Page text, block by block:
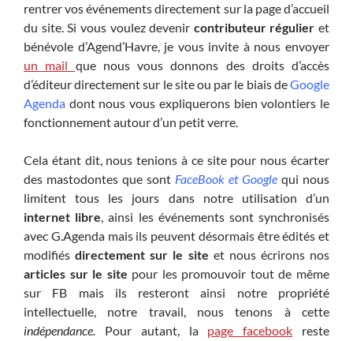
rentrer vos événements directement sur la page d’accueil
du site. Si vous voulez devenir contributeur régulier et
bénévole d’Agend’Havre, je vous invite à nous envoyer
un mail que nous vous donnons des droits d’accès
d’éditeur directement sur le site ou par le biais deGoogle
Agenda dont nous vous expliquerons bien volontiers le
fonctionnement autour d’un petit verre.
Cela étant dit, nous tenions à ce site pour nous écarter
des mastodontes que sont FaceBook et Google qui nous
limitent tous les jours dans notre utilisation d’un
internet libre, ainsi les événements sont synchronisés
avec G.Agenda mais ils peuvent désormais être édités et
modifiésdirectement sur le site et nous écrirons nos
articles sur le site pour les promouvoir tout de même
sur FB mais ils resteront ainsi notre propriété
intellectuelle, notre travail, nous tenons à cette
indépendance. Pour autant, la page facebook reste